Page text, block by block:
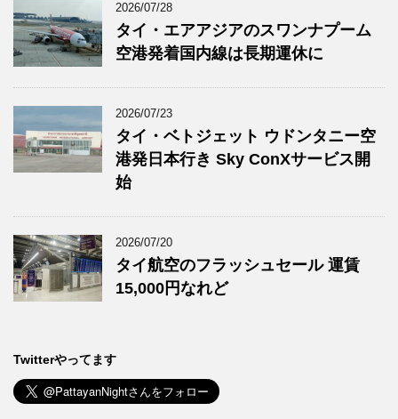
2026/07/28
タイ・エアアジアのスワンナプーム
空港発着国内線は長期運休に
2026/07/23
タイ・ベトジェット ウドンタニー空
港発日本行き Sky ConXサービス開
始
2026/07/20
タイ航空のフラッシュセール 運賃
15,000円なれど
Twitterやってます